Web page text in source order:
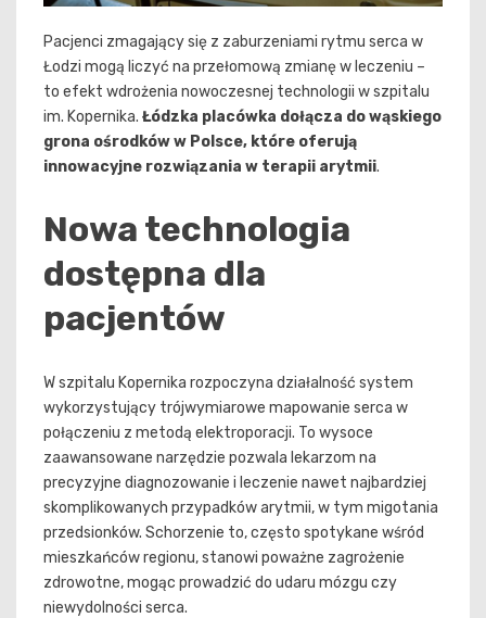
Pacjenci zmagający się z zaburzeniami rytmu serca w
Łodzi mogą liczyć na przełomową zmianę w leczeniu –
to efekt wdrożenia nowoczesnej technologii w szpitalu
im. Kopernika. Łódzka placówka dołącza do wąskiego
grona ośrodków w Polsce, które oferują
innowacyjne rozwiązania w terapii arytmii.
Nowa technologia
dostępna dla
pacjentów
W szpitalu Kopernika rozpoczyna działalność system
wykorzystujący trójwymiarowe mapowanie serca w
połączeniu z metodą elektroporacji. To wysoce
zaawansowane narzędzie pozwala lekarzom na
precyzyjne diagnozowanie i leczenie nawet najbardziej
skomplikowanych przypadków arytmii, w tym migotania
przedsionków. Schorzenie to, często spotykane wśród
mieszkańców regionu, stanowi poważne zagrożenie
zdrowotne, mogąc prowadzić do udaru mózgu czy
niewydolności serca.